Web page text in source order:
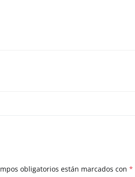
obligatorios están marcados con *